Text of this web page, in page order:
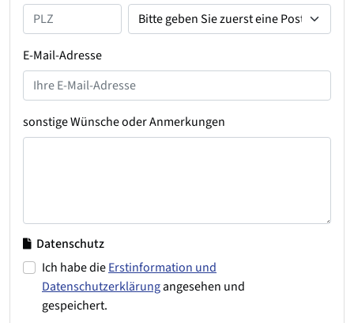
E-Mail-Adresse
sonstige Wünsche oder Anmerkungen
Datenschutz
Ich habe dieErstinformation und
Datenschutzerklärungangesehen und
gespeichert.